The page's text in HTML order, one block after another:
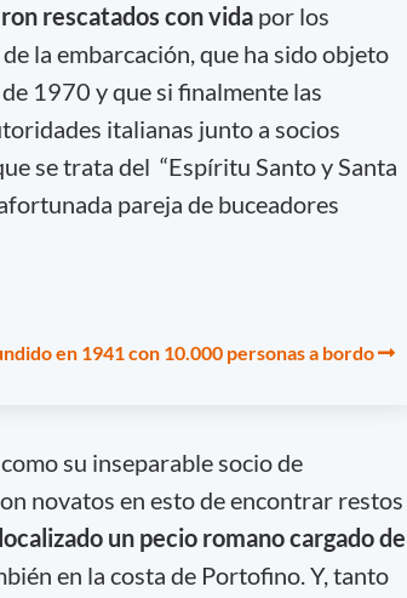
rescatados con vida por los
la embarcación, que ha sido objeto
1970 y que si finalmente las
italianas junto a socios
se trata del “Espíritu Santo y Santa
pareja de buceadores
en 1941 con 10.000 personas a bordo
su inseparable socio de
novatos en esto de encontrar restos
un pecio romano cargado de
en la costa de Portofino. Y, tanto